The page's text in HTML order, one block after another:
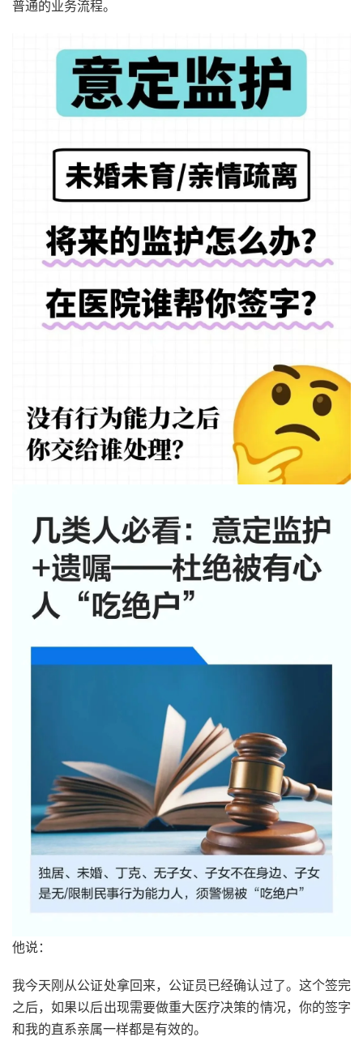
普通的业务流程。
他说：
我今天刚从公证处拿回来，公证员已经确认过了。这个签完
之后，如果以后出现需要做重大医疗决策的情况，你的签字
和我的直系亲属一样都是有效的。